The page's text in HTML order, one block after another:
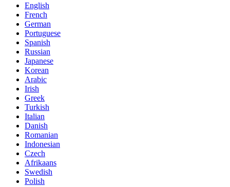
English
French
German
Portuguese
Spanish
Russian
Japanese
Korean
Arabic
Irish
Greek
Turkish
Italian
Danish
Romanian
Indonesian
Czech
Afrikaans
Swedish
Polish